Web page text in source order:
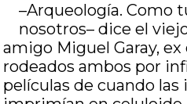
–Arqueología. Como
nosotros– dice el
amigo Miguel Garay,
rodeados ambos por
películas de cuando las